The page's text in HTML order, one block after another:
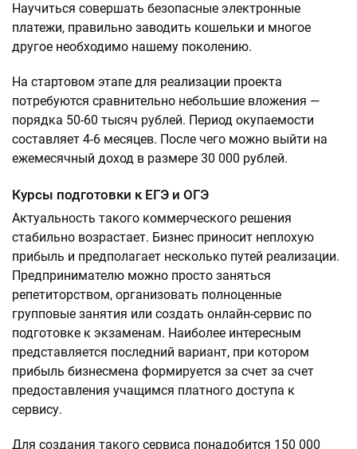
Научиться совершать безопасные электронные
платежи, правильно заводить кошельки и многое
другое необходимо нашему поколению.
На стартовом этапе для реализации проекта
потребуются сравнительно небольшие вложения —
порядка 50-60 тысяч рублей. Период окупаемости
составляет 4-6 месяцев. После чего можно выйти на
ежемесячный доход в размере 30 000 рублей.
Курсы подготовки к ЕГЭ и ОГЭ
Актуальность такого коммерческого решения
стабильно возрастает. Бизнес приносит неплохую
прибыль и предполагает несколько путей реализации.
Предпринимателю можно просто заняться
репетиторством, организовать полноценные
групповые занятия или создать онлайн-сервис по
подготовке к экзаменам. Наиболее интересным
представляется последний вариант, при котором
прибыль бизнесмена формируется за счет за счет
предоставления учащимся платного доступа к
сервису.
Для создания такого сервиса понадобится 150 000